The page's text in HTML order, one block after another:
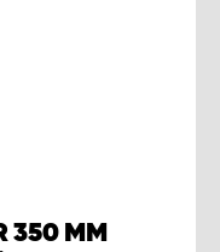
350 MM